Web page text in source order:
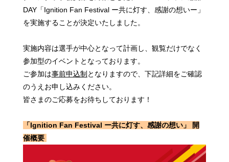
DAY「Ignition Fan Festival ー共に灯す、感謝の想いー」
を実施することが決定いたしました。
実施内容は選手が中心となって計画し、観覧だけでなく
参加型のイベントとなっております。
ご参加は事前申込制 となりますので、下記詳細をご確認
のうえお申し込みください。
皆さまのご応募をお待ちしております！
「Ignition Fan Festival ー共に灯す、感謝の想い」 開
催概要